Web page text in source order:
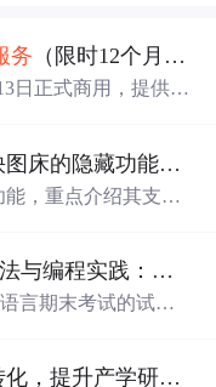
务 （限时12个月免费体验）
日正式商用，提供无
，支持阿里云OSS/腾讯云COS等10+存储
，重点介绍其支持
自定义开发流程，
构与可扩展性设计。
【计算机科学】C语言基础语法与编程实践：湖南科技大学期末考试核心知识点
言期末考试的试题
与调用、指针初步
高校如何有效促进科研成果转化，提升产学研合作效率？.docx